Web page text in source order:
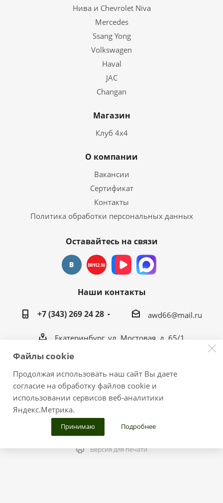
Нива и Chevrolet Niva
Mercedes
Ssang Yong
Volkswagen
Haval
JAC
Changan
Магазин
Клуб 4х4
О компании
Вакансии
Сертификат
Контакты
Политика обработки персональных данных
Оставайтесь на связи
Наши контакты
+7 (343) 269 24 28
awd66@mail.ru
Екатеринбург, ул. Мостовая, д. 65/1
2026 © Тюнинг-центр "ГаражЪ 4х4"
Публикация размещенных материалов на других
ресурсах только с разрешения администрации сайта.
Версия для печати
Файлы cookie
Продолжая использовать наш сайт Вы даете
согласие на обработку файлов cookie и
использовании сервисов веб-аналитики
Яндекс.Метрика.
Принимаю Подробнее